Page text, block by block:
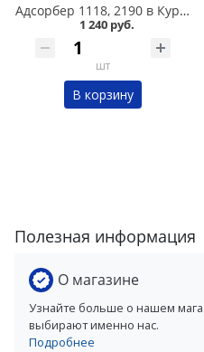
Адсорбер 1118, 2190 в Кургане
1 240 руб.
шт
В корзину
Полезная информация
О магазине
Узнайте больше о нашем
выбирают именно нас.
Подробнее